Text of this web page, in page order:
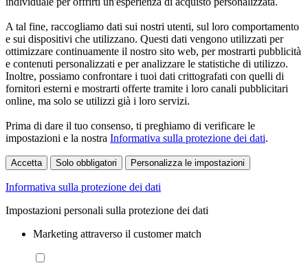
A tal fine, raccogliamo dati sui nostri utenti, sul loro comportamento
e sui dispositivi che utilizzano. Questi dati vengono utilizzati per
ottimizzare continuamente il nostro sito web, per mostrarti pubblicità
e contenuti personalizzati e per analizzare le statistiche di utilizzo.
Inoltre, possiamo confrontare i tuoi dati crittografati con quelli di
fornitori esterni e mostrarti offerte tramite i loro canali pubblicitari
online, ma solo se utilizzi già i loro servizi.
Prima di dare il tuo consenso, ti preghiamo di verificare le
impostazioni e la nostra Informativa sulla protezione dei dati.
Accetta Solo obbligatori Personalizza le impostazioni
Informativa sulla protezione dei dati
Impostazioni personali sulla protezione dei dati
Marketing attraverso il customer match